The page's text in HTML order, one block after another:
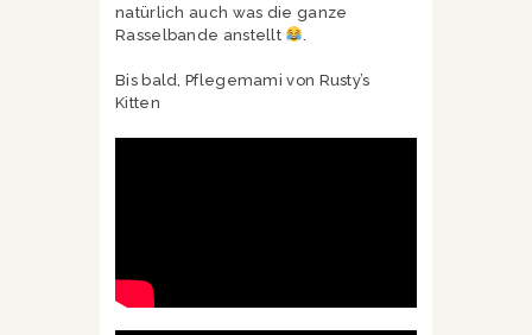
natürlich auch was die ganze
Rasselbande anstellt
Bis bald, Pflegemami von Rusty’s
Kitten